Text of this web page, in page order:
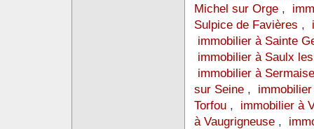
Michel sur Orge ,
Sulpice de Favières ,
immobilier à Sainte
immobilier à Saulx
immobilier à
sur Seine ,
Torfou , immobilier à
à Vaugrigneuse ,